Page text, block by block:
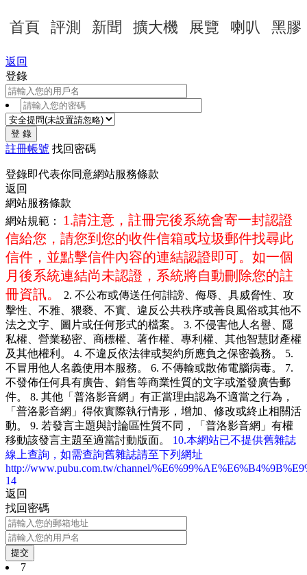
首頁 評測 新聞 擴大機 展覽 喇叭 黑膠
返回
登錄
登 錄
註冊帳號 找回密碼
登錄即代表你同意網站服務條款
返回
網站服務條款
網站規範： 1.請注意，註冊完後系統會寄一封認證
信給您，請您到您的收件信箱或垃圾郵件找尋此
信件，並點擊信件內容的連結認證即可。如一個
月後系統連結尚未認證，系統將自動刪除您的註
冊資訊。
2. 不公布或傳送任何誹謗、侮辱、具威脅性、攻
擊性、不雅、猥褻、不實、違反公共秩序或善良風俗或其他不
法之文字、圖片或任何形式的檔案。 3. 不侵害他人名譽、隱
私權、營業秘密、商標權、著作權、專利權、其他智慧財產權
及其他權利。 4. 不違反依法律或契約所應負之保密義務。 5.
不冒用他人名義使用本服務。 6. 不傳輸或散佈電腦病毒。 7.
不發佈任何具有廣告、銷售等商業性質的文字或濫發廣告郵
件。 8. 其他「普洛影音網」有正當理由認為不適當之行為，
「普洛影音網」得依實際執行情形，增加、修改或終止相關活
動。 9. 若發言主題與討論區性質不同，「普洛影音網」有權
移動該發言主題至適當討動版面。 10.本網站已不提供舊雜誌
線上查詢，如需查詢舊雜誌請至下列網址
http://www.pubu.com.tw/channel/
14
返回
找回密碼
提交
7